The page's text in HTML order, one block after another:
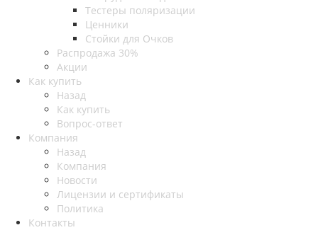
Тестеры поляризации
Ценники
Стойки для Очков
Распродажа 30%
Акции
Как купить
Назад
Как купить
Вопрос-ответ
Компания
Назад
Компания
Новости
Лицензии и сертификаты
Политика
Контакты